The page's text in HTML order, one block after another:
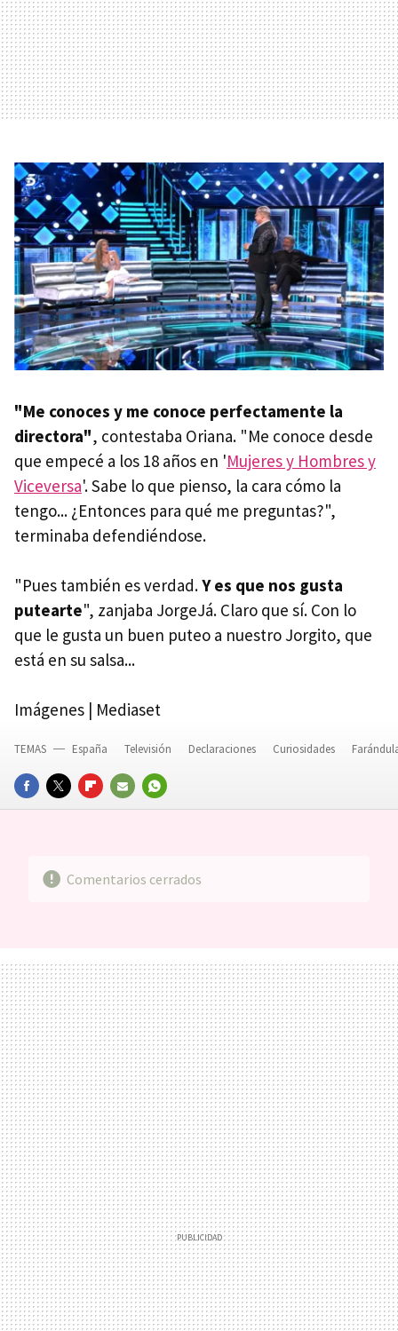
"Me conoces y me conoce perfectamente la
directora", contestaba Oriana. "Me conoce desde
que empecé a los 18 años en 'Mujeres y Hombres y
Viceversa'. Sabe lo que pienso, la cara cómo la
tengo... ¿Entonces para qué me preguntas?",
terminaba defendiéndose.
"Pues también es verdad.Y es que nos gusta
putearte", zanjaba JorgeJá. Claro que sí. Con lo
que le gusta un buen puteo a nuestro Jorgito, que
está en su salsa...
Imágenes | Mediaset
FACEBOOKTWITTERFLIPBOARD
E-
WHATSAPP
TEMAS España Televisión Declaraciones Curiosidades
Comentarios cerrados